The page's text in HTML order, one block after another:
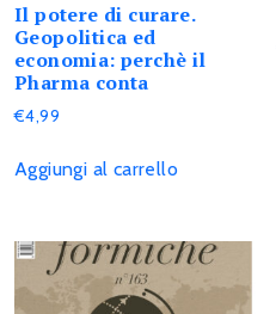
Il potere di curare.
Geopolitica ed
economia: perchè il
Pharma conta
€4,99
Aggiungi al carrello